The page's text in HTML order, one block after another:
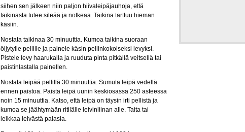
siihen sen jälkeen niin paljon hiivaleipäjauhoja, että
taikinasta tulee sileää ja notkeaa. Taikina tarttuu hieman
käsiin.
Nostata taikinaa 30 minuuttia. Kumoa taikina suoraan
öljytylle pellille ja painele käsin pellinkokoiseksi levyksi.
Pistele levy haarukalla ja ruuduta pinta pitkällä veitsellä tai
paistinlastalla painellen.
Nostata leipää pellillä 30 minuuttia. Sumuta leipä vedellä
ennen paistoa. Paista leipä uunin keskiosassa 250 asteessa
noin 15 minuuttia. Katso, että leipä on täysin irti pellistä ja
kumoa se jäähtymään ritilälle leivinliinan alle. Taita tai
leikkaa leivästä palasia.